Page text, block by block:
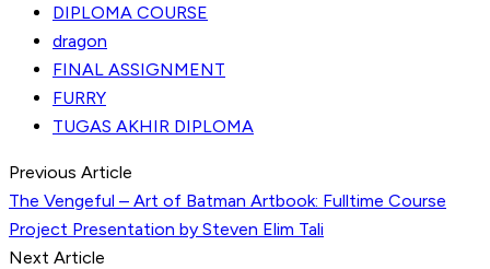
DIPLOMA COURSE
dragon
FINAL ASSIGNMENT
FURRY
TUGAS AKHIR DIPLOMA
Previous Article
The Vengeful – Art of Batman Artbook: Fulltime Course
Project Presentation by Steven Elim Tali
Next Article